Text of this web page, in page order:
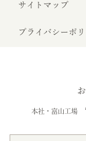
サイトマップ
プライバシーポ
本社・富山工場